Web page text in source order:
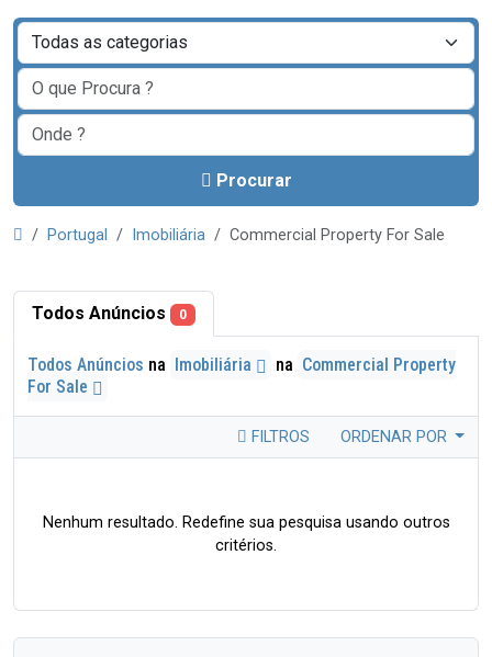
Procurar
Portugal Imobiliária Commercial Property For Sale
Todos Anúncios 0
Todos Anúncios na Imobiliária na Commercial Property
For Sale
FILTROS ORDENAR POR
Nenhum resultado. Redefine sua pesquisa usando outros
critérios.